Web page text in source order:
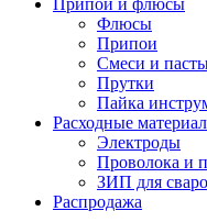
Припои и флюсы
Флюсы
Припои
Смеси и
Прутки
Пайка
Расходные
Электроды
Проволока и
ЗИП для
Распродажа